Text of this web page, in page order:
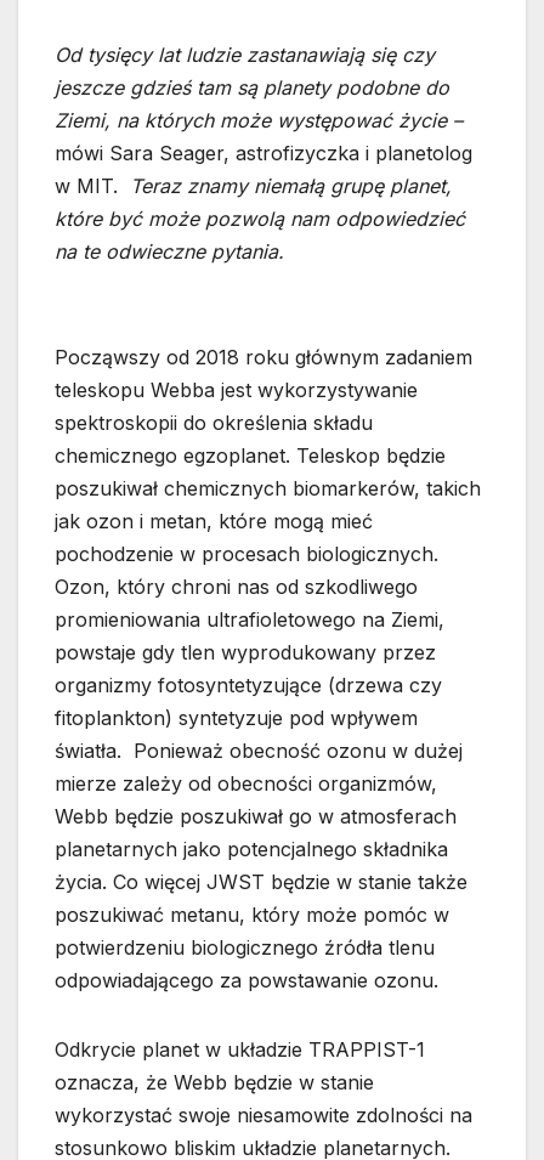
Od tysięcy lat ludzie zastanawiają się czy
jeszcze gdzieś tam są planety podobne do
Ziemi, na których może występować życie –
mówi Sara Seager, astrofizyczka i planetolog
w MIT.
Teraz znamy niemałą grupę planet,
które być może pozwolą nam odpowiedzieć
na te odwieczne pytania.
Począwszy od 2018 roku głównym zadaniem
teleskopu Webba jest wykorzystywanie
spektroskopii do określenia składu
chemicznego egzoplanet. Teleskop będzie
poszukiwał chemicznych biomarkerów, takich
jak ozon i metan, które mogą mieć
pochodzenie w procesach biologicznych.
Ozon, który chroni nas od szkodliwego
promieniowania ultrafioletowego na Ziemi,
powstaje gdy tlen wyprodukowany przez
organizmy fotosyntetyzujące (drzewa czy
fitoplankton) syntetyzuje pod wpływem
światła. Ponieważ obecność ozonu w dużej
mierze zależy od obecności organizmów,
Webb będzie poszukiwał go w atmosferach
planetarnych jako potencjalnego składnika
życia. Co więcej JWST będzie w stanie także
poszukiwać metanu, który może pomóc w
potwierdzeniu biologicznego źródła tlenu
odpowiadającego za powstawanie ozonu.
Odkrycie planet w układzie TRAPPIST-1
oznacza, że Webb będzie w stanie
wykorzystać swoje niesamowite zdolności na
stosunkowo bliskim układzie planetarnych.